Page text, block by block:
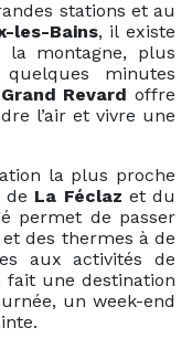
stations et au
les-Bains, il existe
montagne, plus
minutes
Revard offre
l’air et vivre une
la plus proche
de La Féclaz et du
permet de passer
des thermes à de
aux activités de
fait une destination
un week-end